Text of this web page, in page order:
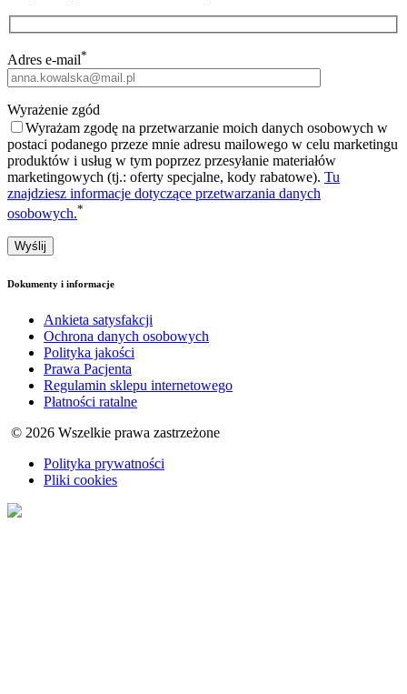
Adres e-mail*
Wyrażenie zgód
Wyrażam zgodę na przetwarzanie moich danych osobowych w
postaci podanego przeze mnie adresu mailowego w celu marketingu
produktów i usług w tym poprzez przesyłanie materiałów
marketingowych (tj.: oferty specjalne, kody rabatowe). Tu
znajdziesz informacje dotyczące przetwarzania danych
osobowych.*
Dokumenty i informacje
Ankieta satysfakcji
Ochrona danych osobowych
Polityka jakości
Prawa Pacjenta
Regulamin sklepu internetowego
Płatności ratalne
© 2026 Wszelkie prawa zastrzeżone
Polityka prywatności
Pliki cookies